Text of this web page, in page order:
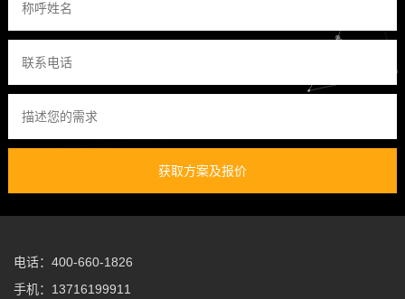
获取方案及报价
电话：400-660-1826
手机：13716199911